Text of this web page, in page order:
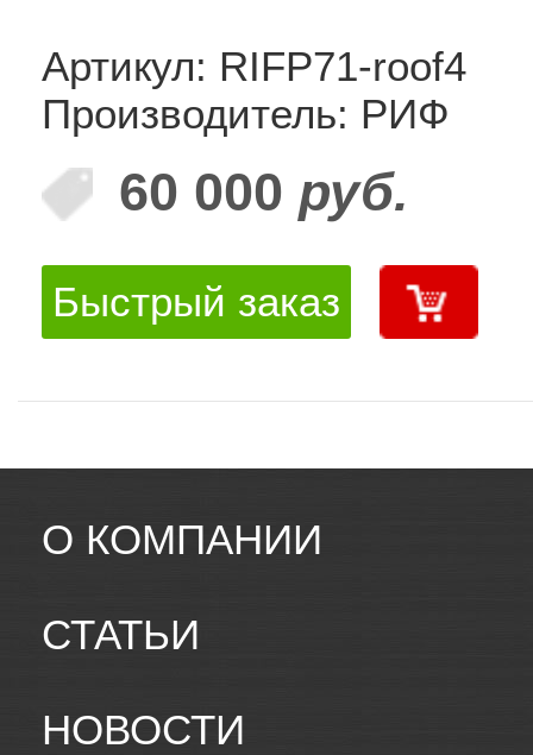
Артикул: RIFP71-roof4
Производитель: РИФ
60 000 руб.
Быстрый заказ
О КОМПАНИИ
СТАТЬИ
НОВОСТИ